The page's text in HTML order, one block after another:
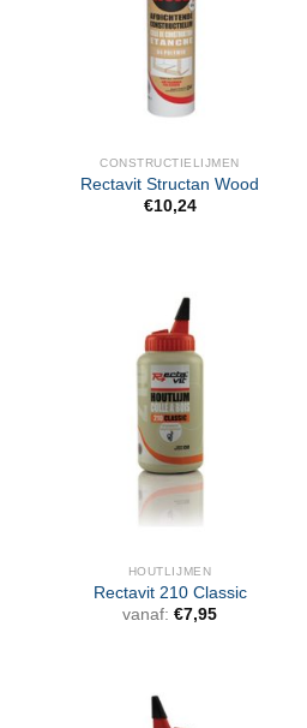
CONSTRUCTIELIJMEN
Rectavit Structan Wood
€10,24
HOUTLIJMEN
Rectavit 210 Classic
vanaf: €7,95